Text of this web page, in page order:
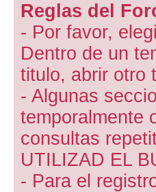
Reglas del
- Por favor,
Dentro de un
titulo, abrir otro
- Algunas
temporalmente
consultas
UTILIZAD EL
- Para el